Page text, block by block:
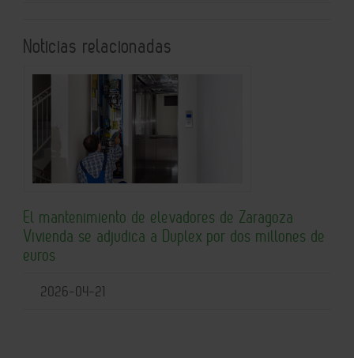
Noticias relacionadas
El mantenimiento de elevadores de Zaragoza
Vivienda se adjudica a Duplex por dos millones de
euros
2026-04-21